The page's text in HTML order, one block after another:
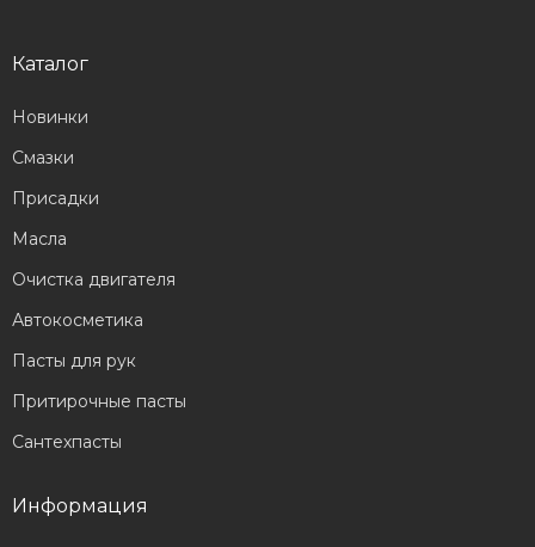
Каталог
Новинки
Смазки
Присадки
Масла
Очистка двигателя
Автокосметика
Пасты для рук
Притирочные пасты
Сантехпасты
Информация